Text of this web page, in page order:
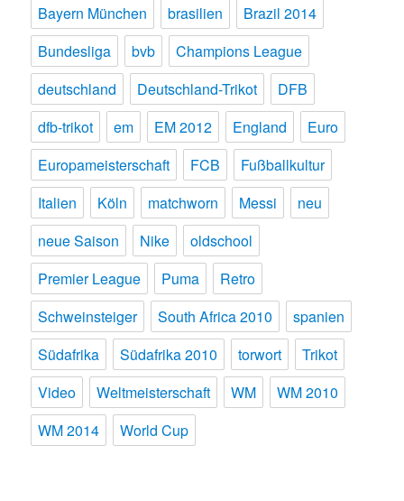
Bayern München brasilien
Brazil 2014
Bundesliga
bvb
Champions League
deutschland
Deutschland-Trikot
DFB
dfb-trikot
em EM 2012 England
Euro
Europameisterschaft
FCB
Fußballkultur
Italien
Köln matchworn Messi
neu
neue Saison
Nike
oldschool
Premier League
Puma
Retro
Schweinsteiger
South Africa 2010
spanien
Südafrika
Südafrika 2010 torwort
Trikot
Video
Weltmeisterschaft WM
WM 2010
WM 2014
World Cup